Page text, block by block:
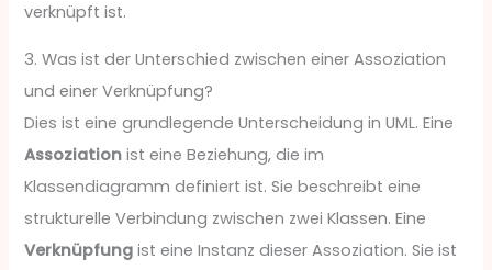
verknüpft ist.
3. Was ist der Unterschied zwischen einer Assoziation
und einer Verknüpfung?
Dies ist eine grundlegende Unterscheidung in UML. Eine
Assoziation ist eine Beziehung, die im
Klassendiagramm definiert ist. Sie beschreibt eine
strukturelle Verbindung zwischen zwei Klassen. Eine
Verknüpfung ist eine Instanz dieser Assoziation. Sie ist